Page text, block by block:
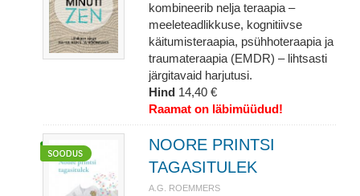
kombineerib nelja teraapia –
meeleteadlikkuse, kognitiivse
käitumisteraapia, psühhoteraapia ja
traumateraapia (EMDR) – lihtsasti
järgitavaid harjutusi.
Hind 14,40 €
Raamat on läbimüüdud!
NOORE PRINTSI
TAGASITULEK
A.G. ROEMMERS